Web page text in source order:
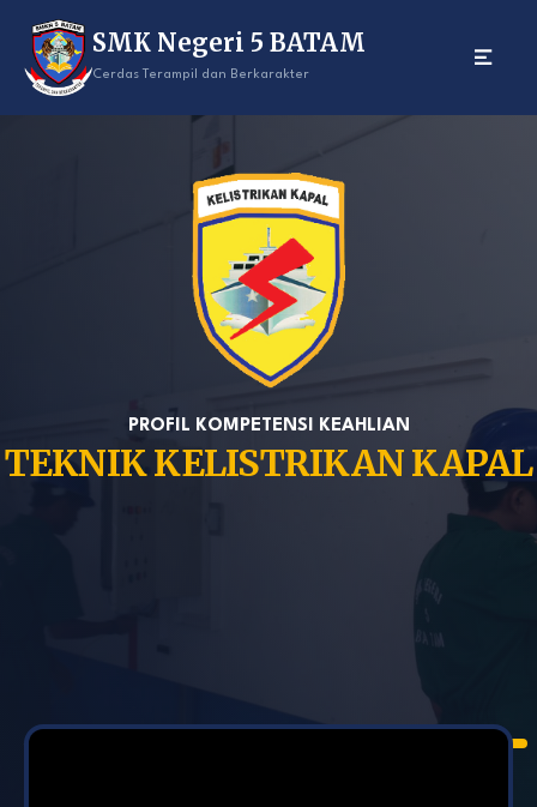
content
SMK Negeri 5 BATAM
Cerdas Terampil dan Berkarakter
PROFIL KOMPETENSI KEAHLIAN
TEKNIK KELISTRIKAN KAPAL
Jurusan Teknik Kelistrikan Kapal didirikan pada tahun